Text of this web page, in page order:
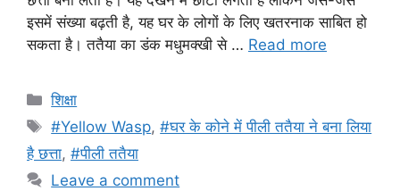
इसमें संख्या बढ़ती है, यह घर के लोगों के लिए खतरनाक साबित हो
सकता है। ततैया का डंक मधुमक्खी से … Read more
Categories
शिक्षा
Tags
#Yellow Wasp,#घर के कोने में पीली ततैया ने बना लिया
है छत्ता, #पीली ततैया
Leave a comment